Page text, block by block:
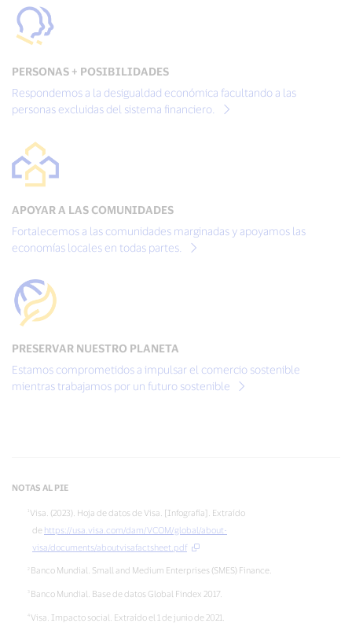
PERSONAS + POSIBILIDADES
Respondemos a la desigualdad económica facultando a las
personas excluidas del sistema financiero.
APOYAR A LAS COMUNIDADES
Fortalecemos a las comunidades marginadas y apoyamos las
economías locales en todas partes.
PRESERVAR NUESTRO PLANETA
Estamos comprometidos a impulsar el comercio sostenible
mientras trabajamos por un futuro sostenible
NOTAS AL PIE
Visa. (2023). Hoja de datos de Visa. [Infografía]. Extraído
de https://usa.visa.com/dam/VCOM/global/about-
visa/documents/aboutvisafactsheet.pdf
Banco Mundial. Small and Medium Enterprises (SMES) Finance.
Banco Mundial. Base de datos Global Findex 2017.
Visa. Impacto social. Extraído el 1 de junio de 2021.